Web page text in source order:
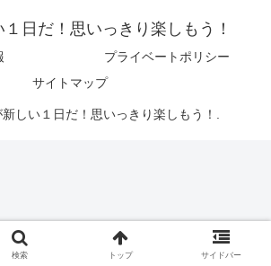
日だ！思いっきり楽しもう！
プライベートポリシー
サイトマップ
しい１日だ！思いっきり楽しもう！.
検索 トップ サイドバー